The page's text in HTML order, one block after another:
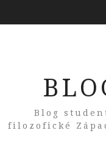
Blog
filozofické